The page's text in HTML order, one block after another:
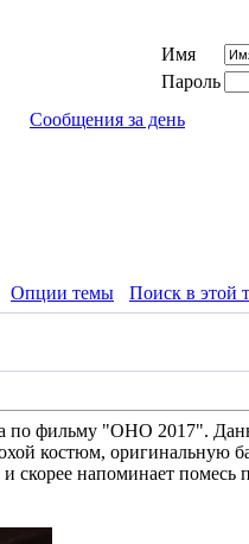
Имя
Пароль
Сообщения за день
Опции темы Поиск в этой
по фильму "ОНО 2017".
костюм, оригинальную
скорее напоминает помесь